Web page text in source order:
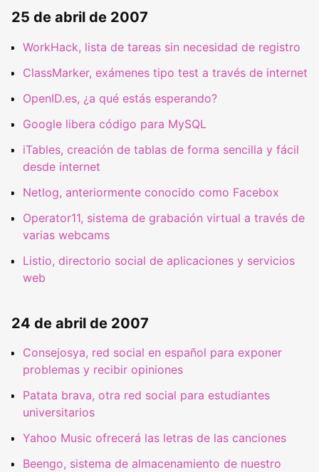
25 de abril de 2007
WorkHack, lista de tareas sin necesidad de registro
ClassMarker, exámenes tipo test a través de internet
OpenID.es, ¿a qué estás esperando?
Google libera código para MySQL
iTables, creación de tablas de forma sencilla y fácil
desde internet
Netlog, anteriormente conocido como Facebox
Operator11, sistema de grabación virtual a través de
varias webcams
Listio, directorio social de aplicaciones y servicios
web
24 de abril de 2007
Consejosya, red social en español para exponer
problemas y recibir opiniones
Patata brava, otra red social para estudiantes
universitarios
Yahoo Music ofrecerá las letras de las canciones
Beengo, sistema de almacenamiento de nuestro